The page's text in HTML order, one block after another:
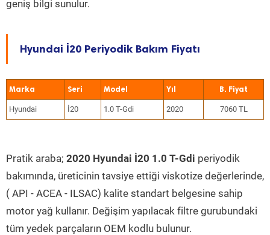
geniş bilgi sunulur.
Hyundai İ20 Periyodik Bakım Fiyatı
Marka Seri Model Yıl
Hyundai İ20 1.0 T-Gdi 2020 7060 TL
Pratik araba; 2020 Hyundai İ20 1.0 T-Gdi periyodik
bakımında, üreticinin tavsiye ettiği viskotize değerlerinde,
( API - ACEA - ILSAC) kalite standart belgesine sahip
motor yağ kullanır. Değişim yapılacak filtre gurubundaki
tüm yedek parçaların OEM kodlu bulunur.